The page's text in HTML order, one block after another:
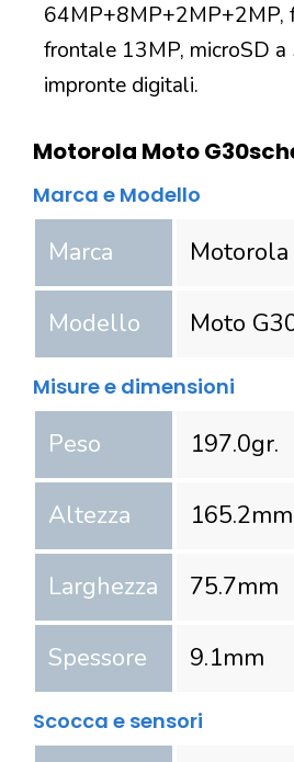
64MP+8MP+2MP+2MP,
frontale 13MP, microSD
impronte digitali.
Motorola Moto G30
Marca e Modello
Marca Motorola
Modello Moto
Misure e dimensioni
Peso 197.0gr.
Altezza 165.2mm
Larghezza 75.7mm
Spessore 9.1mm
Scocca e sensori